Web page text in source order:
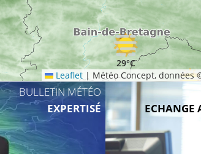
29°C
28°C
29°C
Leaflet | Météo Concept, données
BULLETIN MÉTÉO
EXPERTISÉ
ECHANGE